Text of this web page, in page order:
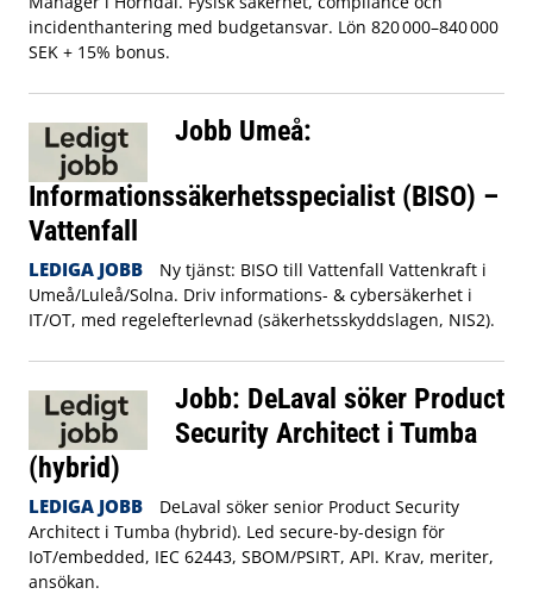
incidenthantering med budgetansvar. Lön 820 000–840 000
SEK + 15% bonus.
Jobb Umeå:
Informationssäkerhetsspecialist (BISO) –
Vattenfall
LEDIGA JOBB
Ny tjänst: BISO till Vattenfall Vattenkraft i
Umeå/Luleå/Solna. Driv informations- & cybersäkerhet i
IT/OT, med regelefterlevnad (säkerhetsskyddslagen, NIS2).
Jobb: DeLaval söker Product
Security Architect i Tumba
(hybrid)
LEDIGA JOBB
DeLaval söker senior Product Security
Architect i Tumba (hybrid). Led secure-by-design för
IoT/embedded, IEC 62443, SBOM/PSIRT, API. Krav, meriter,
ansökan.